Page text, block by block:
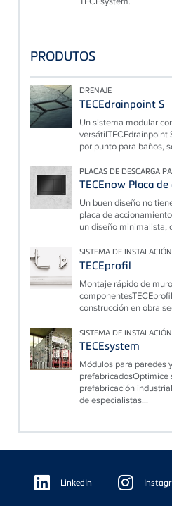
PRODUTOS
DRENAJE
TECEdrainpoint S
Un sistema modular
por punto para baños,
PLACAS DE DESCARGA
TECEnow Placa
Un buen diseño no
placa de
un diseño minimalista,
SISTEMA DE INSTALACIÓN
TECEprofil
Montaje rápido de
construcción en obra
SISTEMA DE INSTALACIÓN
TECEsystem
Módulos para paredes
prefabricadosOptimice
prefabricación
de especialistas...
Floating
Sidebar LinkedIn